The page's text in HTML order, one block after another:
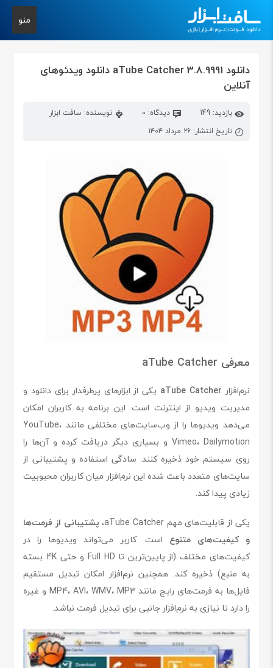
منو
دانلود aTube Catcher 3.8.9991 دانلود ویدئوهای
آنلاین
بازدید: 149 دیدگاه: 0
نویسنده: سافت ابزار
تاریخ انتشار: ۲۶ مرداد ۱۴۰۴
معرفی aTube Catcher
نرم‌افزار aTube Catcher یکی از ابزارهای پرطرفدار برای دانلود و
مدیریت ویدیو از اینترنت است. این برنامه به کاربران امکان
می‌دهد ویدیوها را از وب‌سایت‌های مختلفی مانند YouTube،
Vimeo، Dailymotion و بسیاری دیگر دریافت کرده و آن‌ها را
روی سیستم خود ذخیره کنند. سادگی استفاده و پشتیبانی از
سایت‌های متعدد باعث شده این نرم‌افزار میان کاربران محبوبیت
زیادی پیدا کند.
یکی از قابلیت‌های مهم aTube Catcher،
پشتیبانی از فرمت‌ها
و کیفیت‌های متنوع است. کاربر می‌تواند ویدیوها را در
کیفیت‌های مختلف (از پایین‌ترین تا Full HD و حتی 4K بسته
به منبع) ذخیره کند. همچنین نرم‌افزار امکان تبدیل مستقیم
فایل‌ها به فرمت‌های رایج مانند MP4، AVI، WMV، MP3 و غیره
را دارد تا نیازی به نرم‌افزار جانبی برای تبدیل فرمت نباشد.